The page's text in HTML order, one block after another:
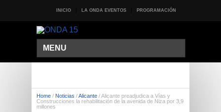
INICIO LA ONDA EVENTOS PROGRAMACIÓN
MENU
Home / Noticias /Alicante /Alicante preadjudica a Vías y
Construcciones la rehabilitación de la avenida de Niza por 3,9
millones